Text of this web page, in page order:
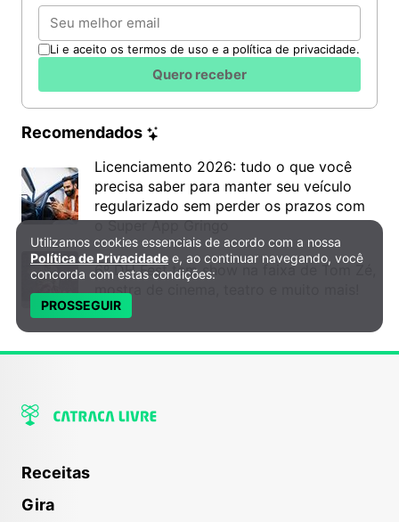
Email
Li e aceito os termos de uso e a política de privacidade.
Quero receber
Recomendados
Licenciamento 2026: tudo o que você
precisa saber para manter seu veículo
regularizado sem perder os prazos com
o Super App Gringo
6º DH Fest tem show na faixa de Tom Zé,
mostra de cinema, teatro e muito mais!
Receitas
Gira
Política de Privacidade e Cookies
Utilizamos cookies essenciais de acordo com a nossa
Política de Privacidade e, ao continuar navegando, você
concorda com estas condições:
PROSSEGUIR